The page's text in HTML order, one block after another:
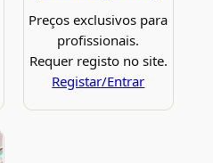
Preços exclusivos para
profissionais.
Requer registo no site.
Registar/Entrar